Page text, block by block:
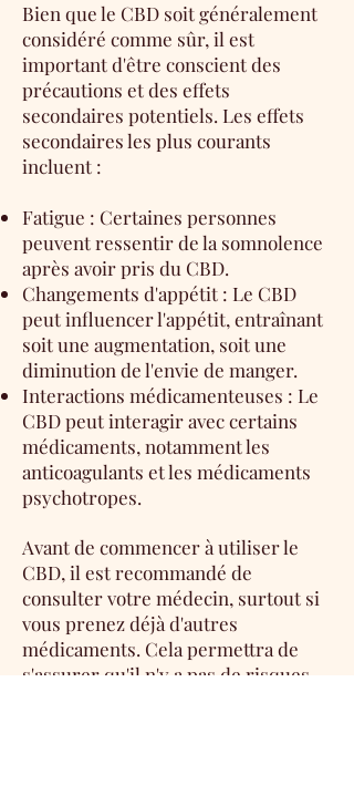
Bien que le CBD soit généralement
considéré comme sûr, il est
important d'être conscient des
précautions et des effets
secondaires potentiels. Les effets
secondaires les plus courants
incluent :
Fatigue : Certaines personnes
peuvent ressentir de la somnolence
après avoir pris du CBD.
Changements d'appétit : Le CBD
peut influencer l'appétit, entraînant
soit une augmentation, soit une
diminution de l'envie de manger.
Interactions médicamenteuses : Le
CBD peut interagir avec certains
médicaments, notamment les
anticoagulants et les médicaments
psychotropes.
Avant de commencer à utiliser le
CBD, il est recommandé de
consulter votre médecin, surtout si
vous prenez déjà d'autres
médicaments. Cela permettra de
s'assurer qu'il n'y a pas de risques